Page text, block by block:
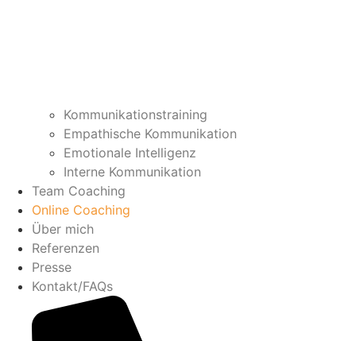
Kommunikationstraining
Empathische Kommunikation
Emotionale Intelligenz
Interne Kommunikation
Team Coaching
Online Coaching
Über mich
Referenzen
Presse
Kontakt/FAQs